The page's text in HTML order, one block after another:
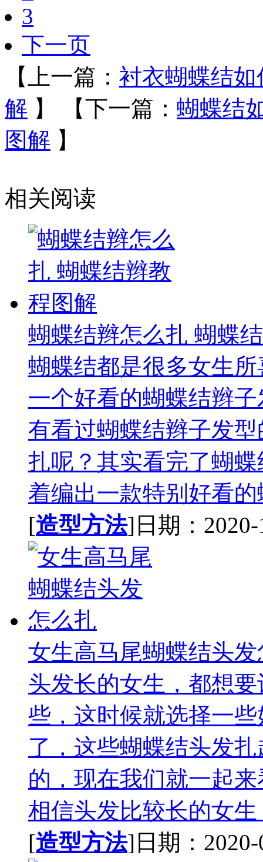
3
下一页
【上一篇： 衬衣蝴蝶结
解 】 【下一篇： 蝴蝶结
图解 】
相关阅读
蝴蝶结辫怎么扎 蝴蝶
蝴蝶结都是很多女生
一个好看的蝴蝶结辫
有看过蝴蝶结辫子发
扎呢？其实看完了蝴
着编出一款特别好看的
[造型方法]日期：2020-
女生高马尾蝴蝶结头
头发长的女生，都想
些，这时候就选择一
了，这些蝴蝶结头发
的，现在我们就一起
相信头发比较长的女
[造型方法]日期：2020-